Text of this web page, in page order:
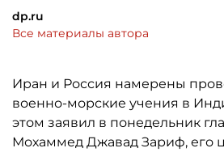
dp.ru
Все материалы автора
Иран и Россия намерены
военно-морские учения в
этом заявил в понедельник
Мохаммед Джавад Зариф, его